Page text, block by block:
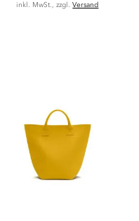
inkl. MwSt., zzgl.Versand